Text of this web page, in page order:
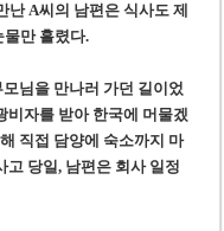
A씨의 남편은 식사도 제
물만 흘렸다.
님을 만나러 가던 길이었
비자를 받아 한국에 머물겠
직접 담양에 숙소까지 마
고 당일, 남편은 회사 일정